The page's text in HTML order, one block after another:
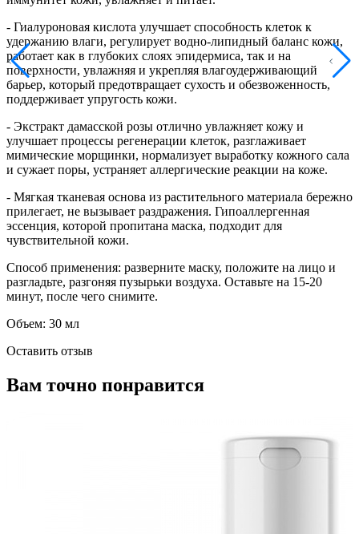
- Гиалуроновая кислота улучшает способность клеток к
удержанию влаги, регулирует водно-липидный баланс кожи,
работает как в глубоких слоях эпидермиса, так и на
поверхности, увлажняя и укрепляя влагоудерживающий
барьер, который предотвращает сухость и обезвоженность,
поддерживает упругость кожи.
- Экстракт дамасской розы отлично увлажняет кожу и
улучшает процессы регенерации клеток, разглаживает
мимические морщинки, нормализует выработку кожного сала
и сужает поры, устраняет аллергические реакции на коже.
- Мягкая тканевая основа из растительного материала бережно
прилегает, не вызывает раздражения. Гипоаллергенная
эссенция, которой пропитана маска, подходит для
чувствительной кожи.
Способ применения: разверните маску, положите на лицо и
разгладьте, разгоняя пузырьки воздуха. Оставьте на 15-20
минут, после чего снимите.
Объем: 30 мл
Оставить отзыв
Вам точно понравится